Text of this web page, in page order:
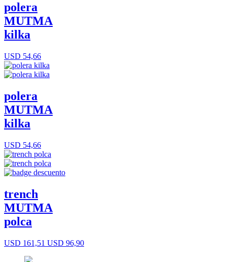
polera
MUTMA
kilka
USD 54,66
polera
MUTMA
kilka
USD 54,66
trench
MUTMA
polca
USD 161,51 USD 96,90